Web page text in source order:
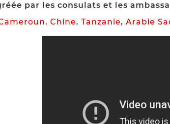
par les consulats et les
Chine, Tanzanie, Arabie